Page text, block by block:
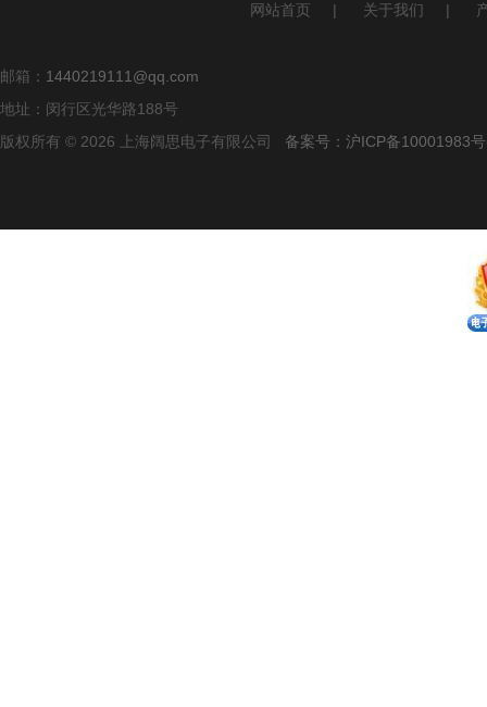
网站首页 | 关于我们 |
邮箱： 1440219111@qq.com
地址：闵行区光华路188号
版权所有 © 2026 上海阔思电子有限公司 备案号：沪ICP备10001983